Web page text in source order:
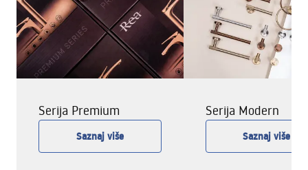
Serija Premium
Saznaj više
Serija Modern
Saznaj više